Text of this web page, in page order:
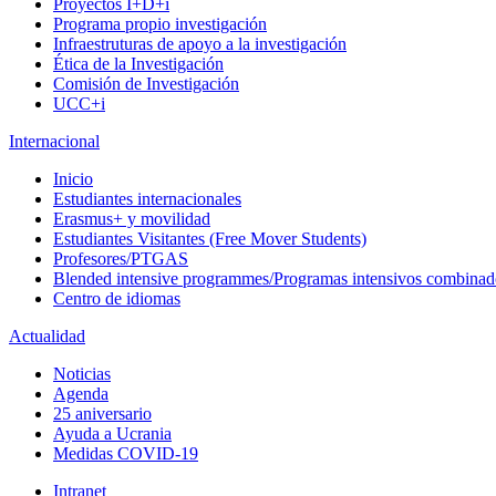
Proyectos I+D+i
Programa propio investigación
Infraestruturas de apoyo a la investigación
Ética de la Investigación
Comisión de Investigación
UCC+i
Internacional
Inicio
Estudiantes internacionales
Erasmus+ y movilidad
Estudiantes Visitantes (Free Mover Students)
Profesores/PTGAS
Blended intensive programmes/Programas intensivos
Centro de idiomas
Actualidad
Noticias
Agenda
25 aniversario
Ayuda a Ucrania
Medidas COVID-19
Intranet